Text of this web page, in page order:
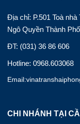
Địa chỉ: P.501 Toà
Ngô Quyền Thành
ĐT: (031) 36 86 606
Hotline: 0968.603068
CHI NHÁNH TẠI